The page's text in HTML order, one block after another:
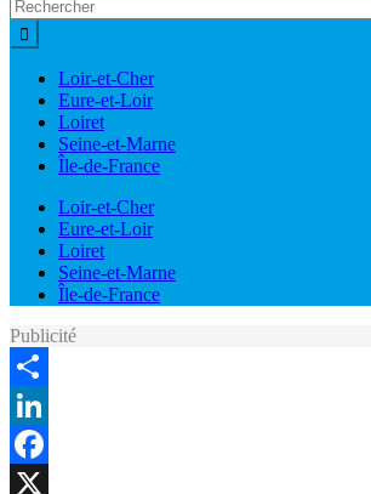
Loir-et-Cher
Eure-et-Loir
Loiret
Seine-et-Marne
Île-de-France
Loir-et-Cher
Eure-et-Loir
Loiret
Seine-et-Marne
Île-de-France
Publicité
Share
LinkedIn
Facebook